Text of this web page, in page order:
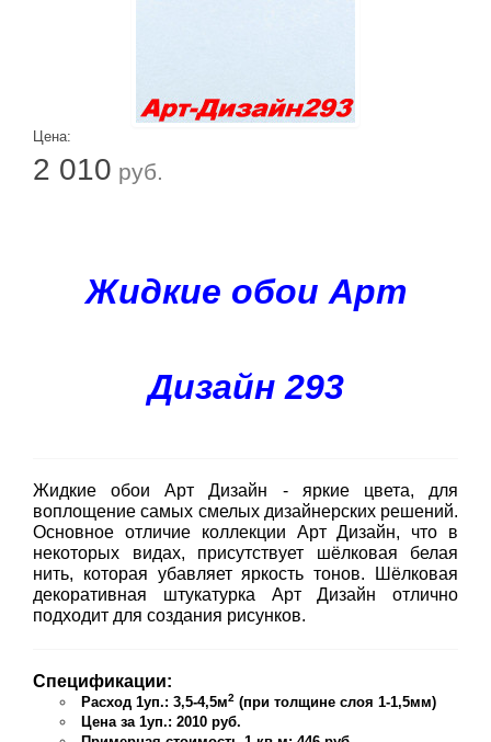
Цена:
2 010 руб.
Жидкие обои Арт
Дизайн 293
Жидкие обои Арт Дизайн - яркие цвета, для
воплощение самых смелых дизайнерских решений.
Основное отличие коллекции Арт Дизайн, что в
некоторых видах, присутствует шёлковая белая
нить, которая убавляет яркость тонов. Шёлковая
декоративная штукатурка Арт Дизайн отлично
подходит для создания рисунков.
Спецификации:
Расход 1уп.: 3,5-4,5м2 (при толщине слоя 1-1,5мм)
Цена за 1уп.: 2010 руб.